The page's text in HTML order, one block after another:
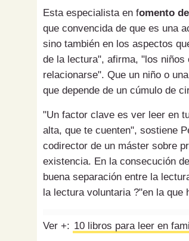
Esta especialista en fomento
que convencida de que es una
sino también en los aspectos
de la lectura", afirma, "los niños
relacionarse". Que un niño o
que depende de un cúmulo de
"Un factor clave es ver leer en
alta, que te cuenten", sostiene
codirector de un máster sobre
existencia. En la consecución
buena separación entre la
la lectura voluntaria ?"en la que
Ver +: 10 libros para leer en